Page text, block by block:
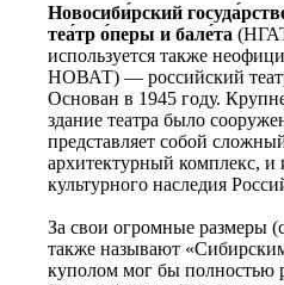
Новосиби́рский
теа́тр о́перы и бале́та
используется также
НОВАТ) — российский
Основан в 1945 году.
здание театра было
представляет собой
архитектурный комплекс, и
культурного наследия
За свои огромные размеры
также называют
куполом мог бы полностью